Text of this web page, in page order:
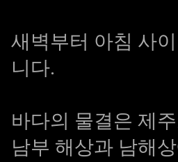
새벽부터 아침 사
니다.
바다의 물결은 제
남부 해상과 남해